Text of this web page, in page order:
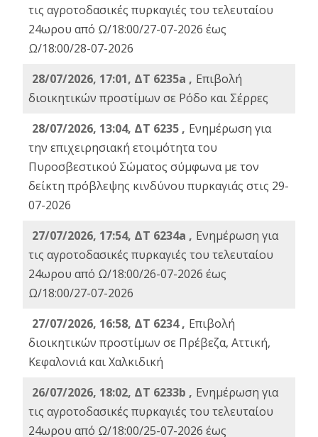
τις αγροτοδασικές πυρκαγιές του τελευταίου
24ωρου από Ω/18:00/27-07-2026 έως
Ω/18:00/28-07-2026
28/07/2026, 17:01, ΔΤ 6235a , Eπιβολή
διοικητικών προστίμων σε Ρόδο και Σέρρες
28/07/2026, 13:04, ΔΤ 6235 , Ενημέρωση για
την επιχειρησιακή ετοιμότητα του
Πυροσβεστικού Σώματος σύμφωνα με τον
δείκτη πρόβλεψης κινδύνου πυρκαγιάς στις 29-
07-2026
27/07/2026, 17:54, ΔΤ 6234a , Ενημέρωση για
τις αγροτοδασικές πυρκαγιές του τελευταίου
24ωρου από Ω/18:00/26-07-2026 έως
Ω/18:00/27-07-2026
27/07/2026, 16:58, ΔΤ 6234 , Eπιβολή
διοικητικών προστίμων σε Πρέβεζα, Αττική,
Κεφαλονιά και Χαλκιδική
26/07/2026, 18:02, ΔΤ 6233b , Ενημέρωση για
τις αγροτοδασικές πυρκαγιές του τελευταίου
24ωρου από Ω/18:00/25-07-2026 έως